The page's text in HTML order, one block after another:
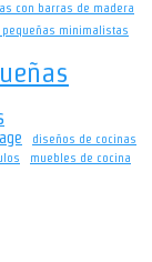
con barras de madera
minimalistas
diseños de cocinas
muebles de cocina